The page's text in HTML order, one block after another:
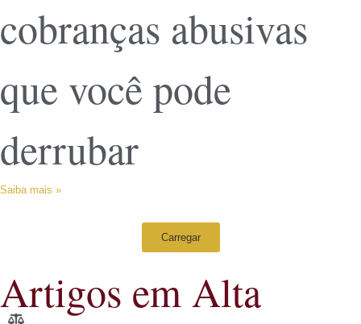
cobranças abusivas
que você pode
derrubar
Saiba mais »
Carregar
Artigos em Alta